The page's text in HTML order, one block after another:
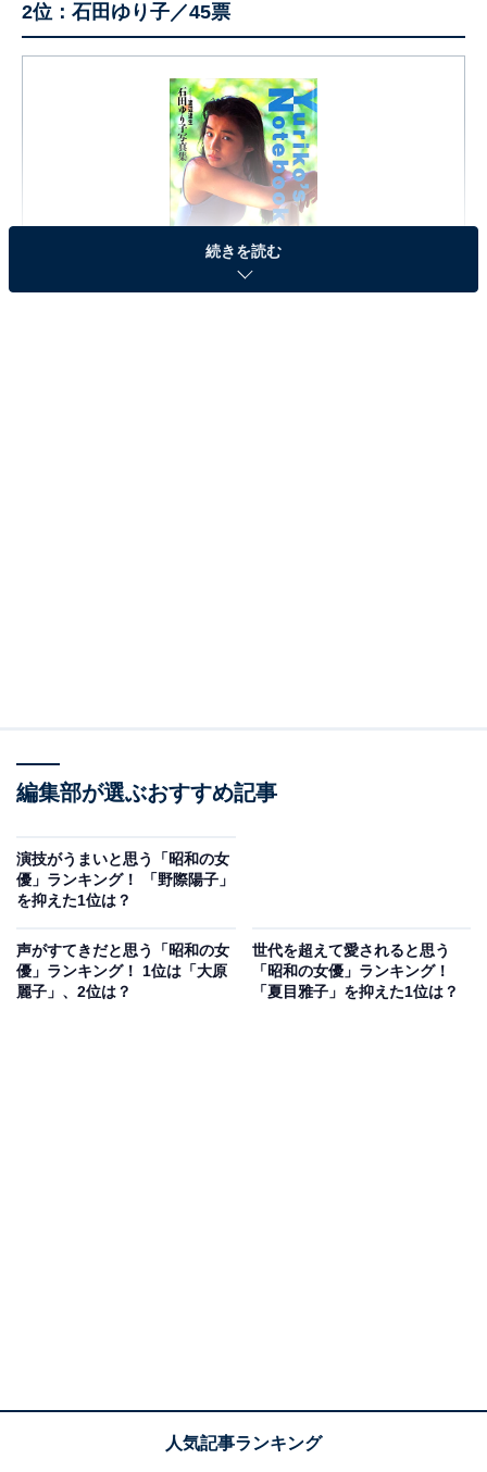
2位：石田ゆり子／45票
Yuriko's Notebook―石田ゆり子写真集
長崎県）、「明るくはつらつとした雰囲気があるから」
ら」（40代女性／愛媛県）、「美しく主張し過ぎない顔
立ちが素敵だから」（30代女性／愛知県）などの声があ
続きを読む
編集部が選ぶおすすめ記事
演技がうまいと思う「昭和の女
優」ランキング！ 「野際陽子」
を抑えた1位は？
声がすてきだと思う「昭和の女
優」ランキング！ 1位は「大原
麗子」、2位は？
世代を超えて愛されると思う
「昭和の女優」ランキング！
「夏目雅子」を抑えた1位は？